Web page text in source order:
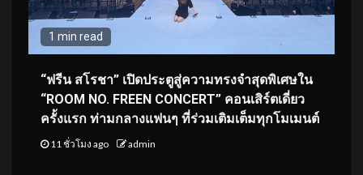
1 min read
“ฟรีน สโรชา” เปิดประตูสู่ความทรงจำสุดพิเศษใน
“ROOM NO. FREEN CONCERT” คอนเสิร์ตเดี่ยว
ครั้งแรก ท่ามกลางแฟนๆ ที่ร่วมเติมเต็มทุกโมเมนต์
11 ชั่วโมง ago admin